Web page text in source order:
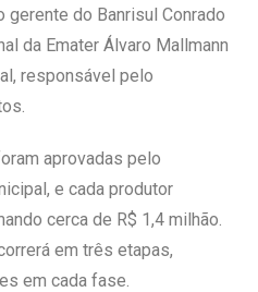
gerente do Banrisul Conrado
da Emater Álvaro Mallmann
responsável pelo
aprovadas pelo
e cada produtor
cerca de R$ 1,4 milhão.
em três etapas,
em cada fase.